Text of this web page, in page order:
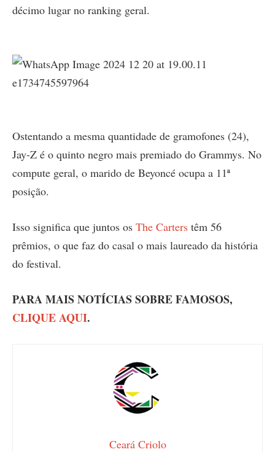
décimo lugar no ranking geral.
Ostentando a mesma quantidade de gramofones (24),
Jay-Z é o quinto negro mais premiado do Grammys. No
compute geral, o marido de Beyoncé ocupa a 11ª
posição.
Isso significa que juntos os The Carters têm 56
prêmios, o que faz do casal o mais laureado da história
do festival.
PARA MAIS NOTÍCIAS SOBRE FAMOSOS,
CLIQUE AQUI.
Ceará Criolo